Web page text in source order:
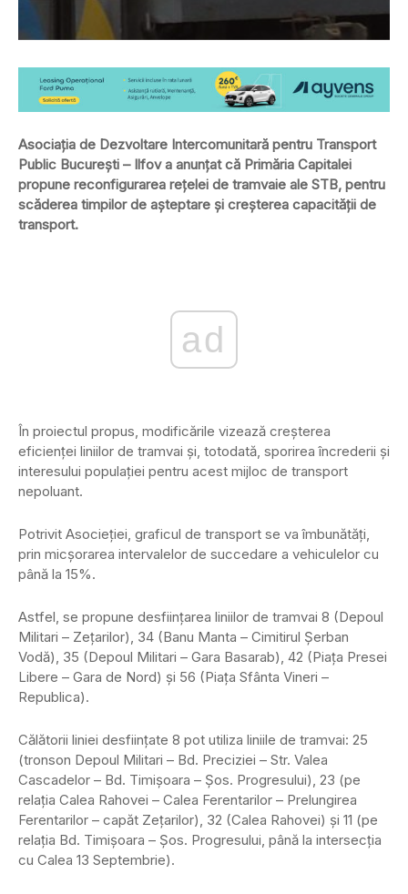
Asociaţia de Dezvoltare Intercomunitară pentru Transport
Public Bucureşti – Ilfov a anunţat că Primăria Capitalei
propune reconfigurarea reţelei de tramvaie ale STB, pentru
scăderea timpilor de aşteptare şi creşterea capacităţii de
transport.
ad
În proiectul propus, modificările vizează creşterea
eficienţei liniilor de tramvai şi, totodată, sporirea încrederii şi
interesului populaţiei pentru acest mijloc de transport
nepoluant.
Potrivit Asocieţiei, graficul de transport se va îmbunătăţi,
prin micşorarea intervalelor de succedare a vehiculelor cu
până la 15%.
Astfel, se propune desfiinţarea liniilor de tramvai 8 (Depoul
Militari – Zeţarilor), 34 (Banu Manta – Cimitirul Şerban
Vodă), 35 (Depoul Militari – Gara Basarab), 42 (Piaţa Presei
Libere – Gara de Nord) şi 56 (Piaţa Sfânta Vineri –
Republica).
Călătorii liniei desfiinţate 8 pot utiliza liniile de tramvai: 25
(tronson Depoul Militari – Bd. Preciziei – Str. Valea
Cascadelor – Bd. Timişoara – Şos. Progresului), 23 (pe
relaţia Calea Rahovei – Calea Ferentarilor – Prelungirea
Ferentarilor – capăt Zeţarilor), 32 (Calea Rahovei) şi 11 (pe
relaţia Bd. Timişoara – Şos. Progresului, până la intersecţia
cu Calea 13 Septembrie).